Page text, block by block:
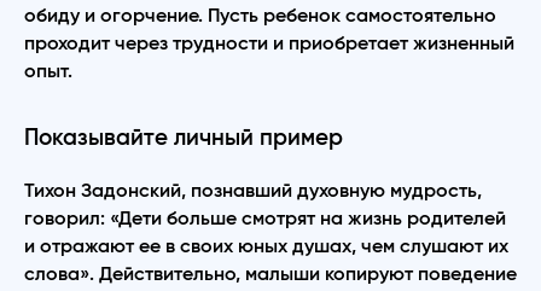
обиду и огорчение. Пусть ребенок самостоятельно
проходит через трудности и приобретает жизненный
опыт.
Показывайте личный пример
Тихон Задонский, познавший духовную мудрость,
говорил: «Дети больше смотрят на жизнь родителей
и отражают ее в своих юных душах, чем слушают их
слова». Действительно, малыши копируют поведение